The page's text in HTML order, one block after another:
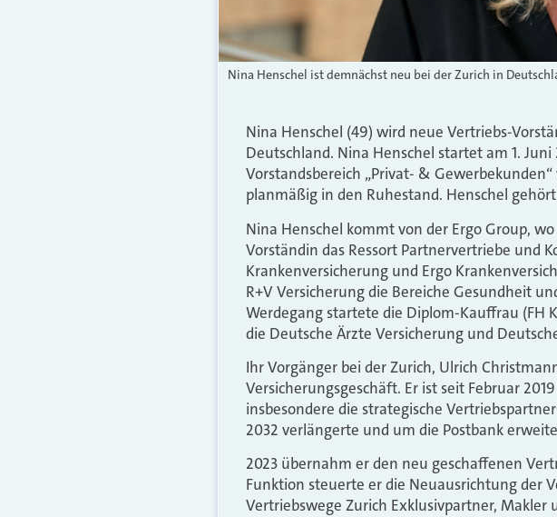
Nina Henschel ist demnächst neu bei der Zurich in
Nina Henschel (49) wird neue Vertriebs-
Deutschland. Nina Henschel startet am 1.
Vorstandsbereich „Privat- &
planmäßig in den Ruhestand. Henschel
Nina Henschel kommt von der Ergo Group, wo
Vorständin das Ressort Partnervertriebe und
Krankenversicherung und Ergo
R+V Versicherung die Bereiche Gesundheit
Werdegang startete die Diplom-Kauffrau (FH
die Deutsche Ärzte Versicherung und
Ihr Vorgänger bei der Zurich, Ulrich
Versicherungsgeschäft. Er ist seit Februar
insbesondere die strategische
2032 verlängerte und um die Postbank
2023 übernahm er den neu geschaffenen
Funktion steuerte er die Neuausrichtung der
Vertriebswege Zurich Exklusivpartner, Makler